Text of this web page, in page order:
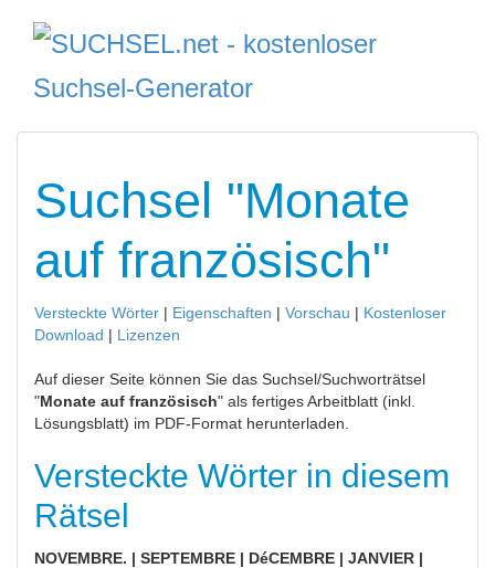
Suchsel "Monate
auf französisch"
Versteckte Wörter | Eigenschaften | Vorschau | Kostenloser
Download | Lizenzen
Auf dieser Seite können Sie das Suchsel/Suchworträtsel
"Monate auf französisch" als fertiges Arbeitblatt (inkl.
Lösungsblatt) im PDF-Format herunterladen.
Versteckte Wörter in diesem
Rätsel
NOVEMBRE. | SEPTEMBRE | DéCEMBRE | JANVIER |